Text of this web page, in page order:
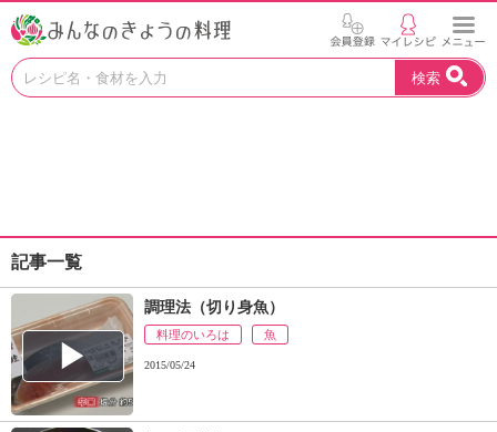
お
見
け
よ
検索
記事一覧
調理法（切り身魚）
料理のいろは 魚
2015/05/24